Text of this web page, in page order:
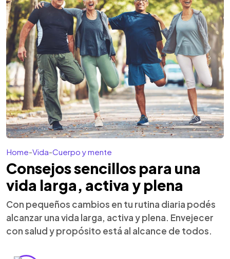
Home-Vida-Cuerpo y mente
Consejos sencillos para una
vida larga, activa y plena
Con pequeños cambios en tu rutina diaria podés
alcanzar una vida larga, activa y plena. Envejecer
con salud y propósito está al alcance de todos.